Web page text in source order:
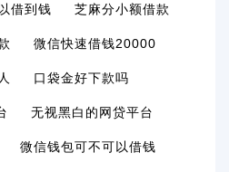
借到钱 芝麻分小额借款
微信快速借钱20000
口袋金好下款吗
无视黑白的网贷平台
微信钱包可不可以借钱